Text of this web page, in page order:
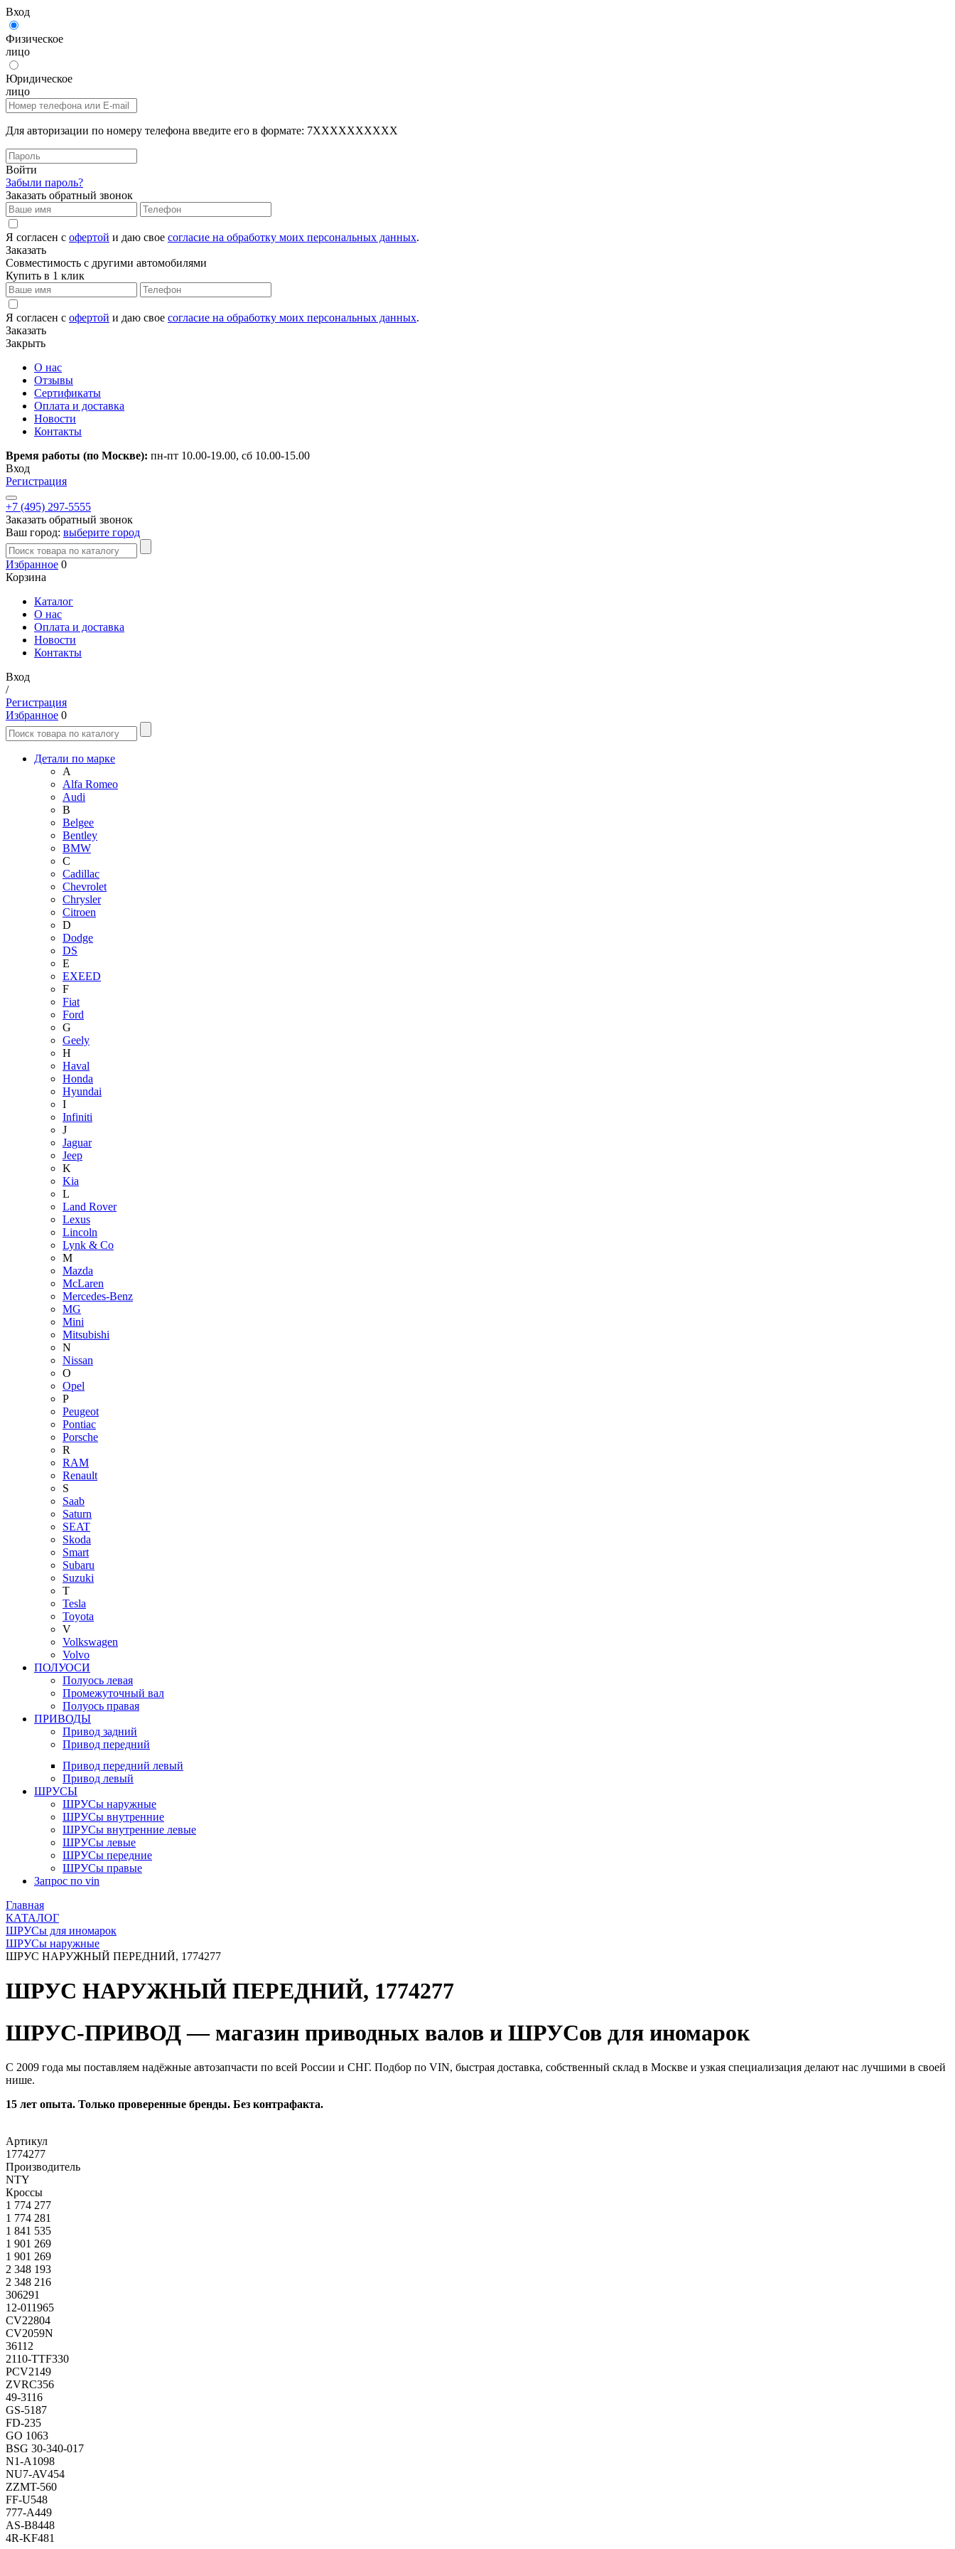
Вход
Физическое
лицо
Юридическое
лицо
Для авторизации по номеру телефона введите его в формате: 7XXXXXXXXXX
Войти
Забыли пароль?
Заказать обратный звонок
Я согласен с офертой и даю свое согласие на обработку моих персональных данных.
Заказать
Совместимость с другими автомобилями
Купить в 1 клик
Я согласен с офертой и даю свое согласие на обработку моих персональных данных.
Заказать
Закрыть
О нас
Отзывы
Сертификаты
Оплата и доставка
Новости
Контакты
Время работы (по Москве): пн-пт 10.00-19.00, сб 10.00-15.00
Вход
Регистрация
+7 (495) 297-5555
Заказать обратный звонок
Ваш город: выберите город
Избранное 0
Корзина
Каталог
О нас
Оплата и доставка
Новости
Контакты
Вход
/
Регистрация
Избранное 0
Детали по марке
A
Alfa Romeo
Audi
B
Belgee
Bentley
BMW
C
Cadillac
Chevrolet
Chrysler
Citroen
D
Dodge
DS
E
EXEED
F
Fiat
Ford
G
Geely
H
Haval
Honda
Hyundai
I
Infiniti
J
Jaguar
Jeep
K
Kia
L
Land Rover
Lexus
Lincoln
Lynk & Co
M
Mazda
McLaren
Mercedes-Benz
MG
Mini
Mitsubishi
N
Nissan
O
Opel
P
Peugeot
Pontiac
Porsche
R
RAM
Renault
S
Saab
Saturn
SEAT
Skoda
Smart
Subaru
Suzuki
T
Tesla
Toyota
V
Volkswagen
Volvo
ПОЛУОСИ
Полуось левая
Промежуточный вал
Полуось правая
ПРИВОДЫ
Привод задний
Привод передний
Привод передний левый
Привод левый
ШРУСЫ
ШРУСы наружные
ШРУСы внутренние
ШРУСы внутренние левые
ШРУСы левые
ШРУСы передние
ШРУСы правые
Запрос по vin
Главная
КАТАЛОГ
ШРУСы для иномарок
ШРУСы наружные
ШРУС НАРУЖНЫЙ ПЕРЕДНИЙ, 1774277
ШРУС НАРУЖНЫЙ ПЕРЕДНИЙ, 1774277
ШРУС-ПРИВОД — магазин приводных валов и ШРУСов для иномарок
С 2009 года мы поставляем надёжные автозапчасти по всей России и СНГ. Подбор по VIN, быстрая доставка, собственный склад в Москве и узкая специализация делают нас лучшими в своей
нише.
15 лет опыта. Только проверенные бренды. Без контрафакта.
Артикул
1774277
Производитель
NTY
Кроссы
1 774 277
1 774 281
1 841 535
1 901 269
1 901 269
2 348 193
2 348 216
306291
12-011965
CV22804
CV2059N
36112
2110-TTF330
PCV2149
ZVRC356
49-3116
GS-5187
FD-235
GO 1063
BSG 30-340-017
N1-A1098
NU7-AV454
ZZMT-560
FF-U548
777-A449
AS-B8448
4R-KF481